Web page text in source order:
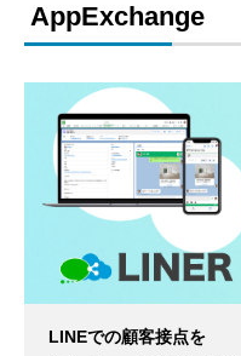
AppExchange
LINEでの顧客接点を